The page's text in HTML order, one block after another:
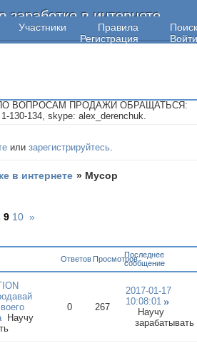
заработке в интернете
Участники Правила
Поиск
Регистрация
Войти
ВОПРОСАМ ПРОДАЖИ ОБРАЩАТЬСЯ:
130-134, skype: alex_derenchuk.
илизарегистрируйтесь
в интернете » Мусор
9 10 »
Ответов ПросмотровПоследнее
сообщение
Научу
0 267
2017-01-17
10:08:01
Научу
зарабатывать